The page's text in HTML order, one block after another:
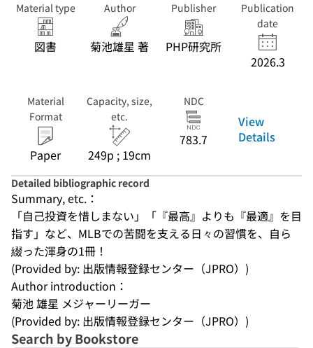
Material type
図書
Author
菊池雄星 著
Publisher
PHP研究所
Publication
date
2026.3
Material
Format
Paper
Capacity, size,
etc.
249p ; 19cm
NDC
783.7
View
Details
Detailed bibliographic record
Summary, etc.：
「自己投資を惜しまない」「『最高』よりも『最適』を目
指す」など、MLBでの苦闘を支える日々の習慣を、自ら
綴った渾身の1冊！
(Provided by: 出版情報登録センター（JPRO）)
Author introduction：
菊池 雄星 メジャーリーガー
(Provided by: 出版情報登録センター（JPRO）)
Search by Bookstore